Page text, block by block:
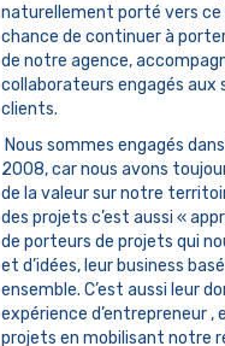
naturellement porté vers ce
chance de continuer à
de notre agence,
collaborateurs engagés aux
clients.
Nous sommes engagés
2008, car nous avons
de la valeur sur notre
des projets c’est aussi «
de porteurs de projets qui
et d’idées, leur business
ensemble. C’est aussi leur
expérience d’entrepreneur ,
projets en mobilisant notre